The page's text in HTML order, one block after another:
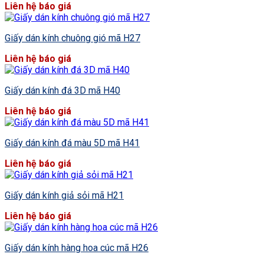
Liên hệ báo giá
Giấy dán kính chuông gió mã H27
Liên hệ báo giá
Giấy dán kính đá 3D mã H40
Liên hệ báo giá
Giấy dán kính đá màu 5D mã H41
Liên hệ báo giá
Giấy dán kính giả sỏi mã H21
Liên hệ báo giá
Giấy dán kính hàng hoa cúc mã H26